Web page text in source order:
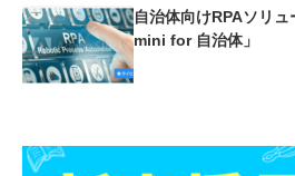
自治体向けRPAソリ
mini for 自治体」